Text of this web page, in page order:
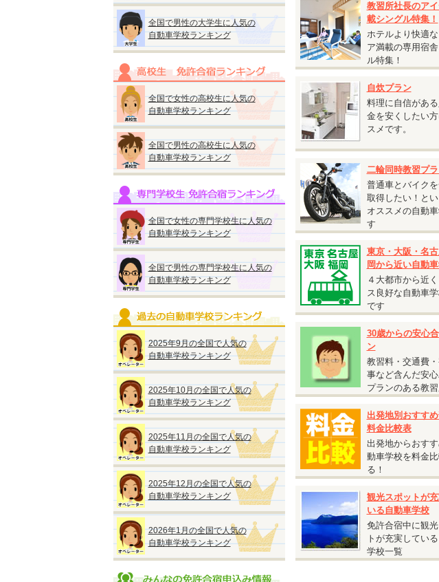
全国で男性の大学生に人気の
自動車学校ランキング
全国で女性の高校生に人気の
自動車学校ランキング
全国で男性の高校生に人気の
自動車学校ランキング
全国で女性の専門学校生に人気の
自動車学校ランキング
全国で男性の専門学校生に人気の
自動車学校ランキング
2025年9月の全国で人気の
自動車学校ランキング
2025年10月の全国で人気の
自動車学校ランキング
2025年11月の全国で人気の
自動車学校ランキング
2025年12月の全国で人気の
自動車学校ランキング
2026年1月の全国で人気の
自動車学校ランキング
2026.08.03
『鳥取砂丘へ行くチャン
◆鳥取県 東雲学園イナバ自動車学
『鳥取砂丘へ行くチャンス！人気
●対象入校日：9月21日～10月31日
■校内寮ツイン
AT車 税込233,200円 ⇒税
■校内寮シングル・シングルユース
AT車 税込238,700円 ⇒
ス）。あらかじめご了承ください。
MT車をご希望の方は税込55,000円
普通二輪免許を所持されている方
※保証内容・往復交通費支給額は
※2人部屋または4人部屋の貸切利
い。
『期間限定割引 普通AT車
◆広島県 竹原自動車学校◆
『期間限定割引 普通AT車 5,000
●受付開始日：2026年7月27日から
入校日：9月13日～10月31日の期間
【女性の方必見！女性割と併用で
●入校日：9月13日～9月19日の期間
●入校日：9月20日～10月31日の期
『自炊シングルおすすめ入
◆静岡県 静岡菊川自動車学校◆
『自炊シングルおすすめ入校日』
●入校日：9月22日～12月14日の期
■自炊シングル
教習所社長のア
載シングル特集！
ホテルより快適
ア満載の専用宿
ル特集！
自炊プラン
料理に自信があ
金を安くしたい
スメです。
二輪同時教習プ
普通車とバイク
取得したい！と
オススメの自動
す
東京・大阪・名
岡から近い自動
４大都市から近
ス良好な自動車
です
30歳からの安心
ン
教習料・交通費
事など含んだ安
プランのある教
出発地別おすす
料金比較表
出発地からおす
動車学校を料金比
る！
観光スポットが
いる自動車学校
免許合宿中に観
トが充実してい
学校一覧